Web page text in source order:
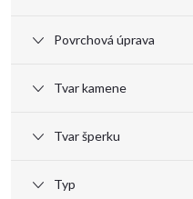
Povrchová úprava
Tvar kamene
Tvar šperku
Typ